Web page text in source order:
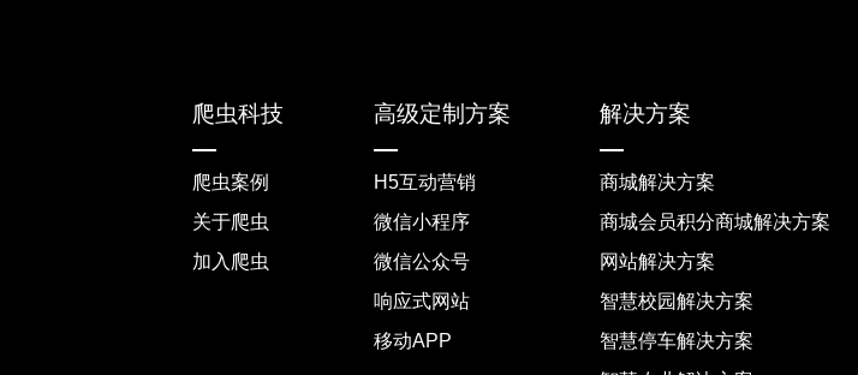
爬虫科技
爬虫案例
关于爬虫
加入爬虫
高级定制方案
H5互动营销
微信小程序
微信公众号
响应式网站
移动APP
解决方案
商城解决方案
商城会员积分商城解决方案
网站解决方案
智慧校园解决方案
智慧停车解决方案